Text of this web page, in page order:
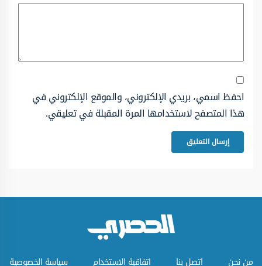
احفظ اسمي، بريدي الإلكتروني، والموقع الإلكتروني في
هذا المتصفح لاستخدامها المرة المقبلة في تعليقي.
من نحن اتصل بنا اتفاقية الاستخدام سياسة الخصوصية